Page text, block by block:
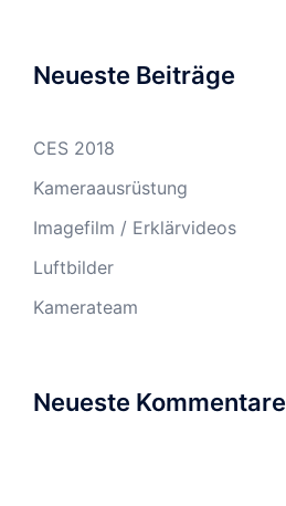
Neueste Beiträge
CES 2018
Kameraausrüstung
Imagefilm / Erklärvideos
Luftbilder
Kamerateam
Neueste Kommentare